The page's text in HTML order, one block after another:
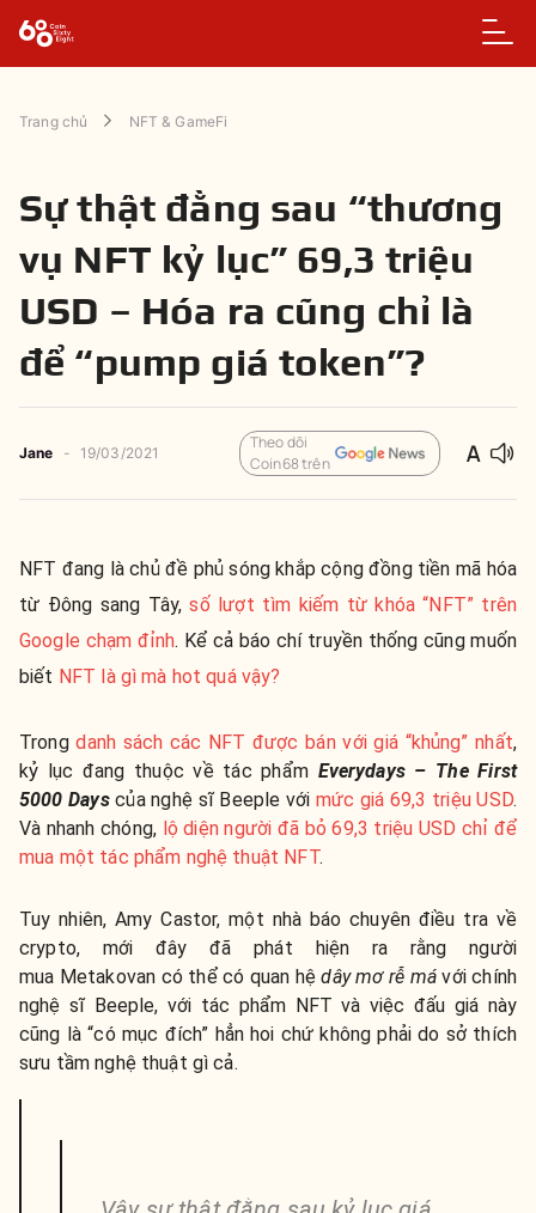
Trang chủ NFT & GameFi
Sự thật đằng sau “thương
vụ NFT kỷ lục” 69,3 triệu
USD – Hóa ra cũng chỉ là
để “pump giá token”?
Jane - 19/03/2021
Theo dõi
Coin68 trên
NFT đang là chủ đề phủ sóng khắp cộng đồng tiền mã hóa
từ Đông sang Tây,số lượt tìm kiếm từ khóa “NFT” trên
Google chạm đỉnh. Kể cả báo chí truyền thống cũng muốn
biết NFT là gì mà hot quá vậy?
Trongdanh sách các NFT được bán với giá “khủng” nhất,
kỷ lục đang thuộc về tác phẩm Everydays – The First
5000 Dayscủa nghệ sĩ Beeple với mức giá 69,3 triệu USD.
Và nhanh chóng, lộ diện người đã bỏ 69,3 triệu USD chỉ để
mua một tác phẩm nghệ thuật NFT.
Tuy nhiên, Amy Castor, một nhà báo chuyên điều tra về
crypto, mới đây đã phát hiện ra rằng người
mua Metakovan có thể có quan hệdây mơ rễ má với chính
nghệ sĩ Beeple, với tác phẩm NFT và việc đấu giá này
cũng là “có mục đích” hẳn hoi chứ không phải do sở thích
sưu tầm nghệ thuật gì cả.